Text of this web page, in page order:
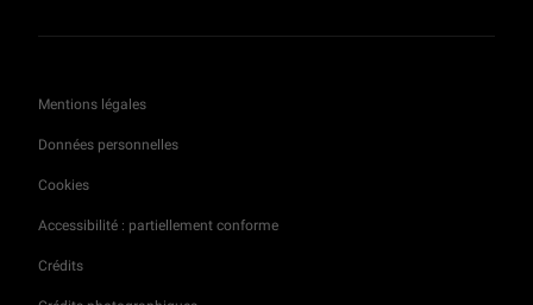
Mentions légales
Données personnelles
Cookies
Accessibilité : partiellement conforme
Crédits